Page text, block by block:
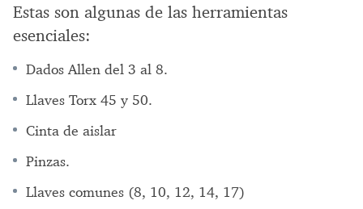
Estas son algunas de las herramientas
esenciales:
Dados Allen del 3 al 8.
Llaves Torx 45 y 50.
Cinta de aislar
Pinzas.
Llaves comunes (8, 10, 12, 14, 17)